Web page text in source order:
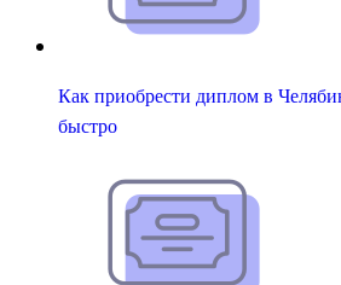
Как приобрести диплом в
быстро